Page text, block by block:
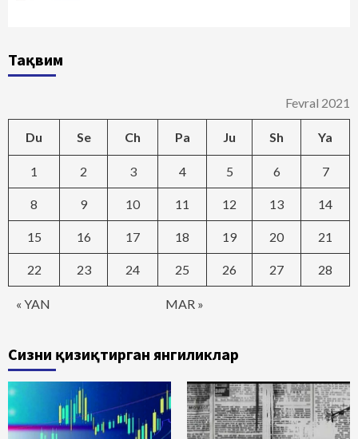
Тақвим
Fevral 2021
Du Se Ch Pa Ju Sh Ya
« YAN MAR »
1 2 3 4 5 6 7
8 9 10 11 12 13 14
15 16 17 18 19 20 21
22 23 24 25 26 27 28
Сизни қизиқтирган янгиликлар